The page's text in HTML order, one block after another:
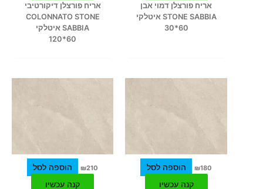
אריח פורצלן דמוי אבן
STONE SABBIA איטלקי
60*30
אריח פורצלן דיקורטיבי
COLONNATO STONE
SABBIA איטלקי
60*120
₪180
הוספה לסל
קנה עכשיו
₪210
הוספה לסל
קנה עכשיו